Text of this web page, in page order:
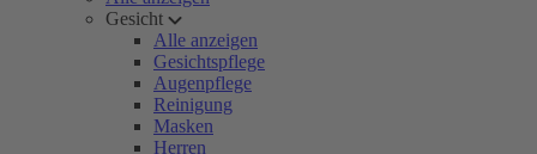
Gesicht
Alle anzeigen
Gesichtspflege
Augenpflege
Reinigung
Masken
Herren